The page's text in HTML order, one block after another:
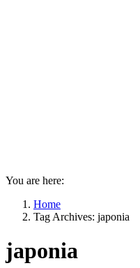
You are here:
Home
Tag Archives: japonia
japonia